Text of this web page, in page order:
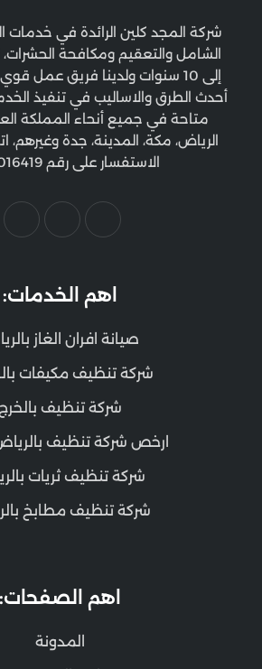
شركة المجد كلين الرائدة في خدمات
الشامل والتعقيم ومكافحة
إلى 10 سنوات ولدينا فريق عمل
أحدث الطرق والاساليب في تنفيذ
متاحة في جميع أنحاء المملكة
الرياض، مكة، المدينة، جدة وغيرهم،
الاستفسار على رقم 0554016419.
اهم الخدمات:
صيانة افران الغاز
شركة تنظيف مكيفات
شركة تنظيف بالخرج
ارخص شركة تنظيف
شركة تنظيف ثريات
شركة تنظيف مطابخ
اهم الصفحات:
المدونة